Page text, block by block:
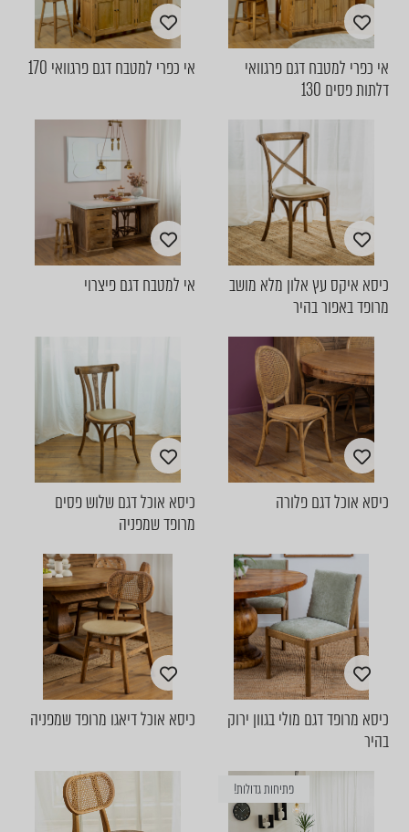
אי כפרי למטבח דגם פרגוואי
דלתות פסים 130
אי כפרי למטבח דגם פרגוואי 170
כיסא איקס עץ אלון מלא מושב
מרופד באפור בהיר
אי למטבח דגם פיצרוי
כיסא אוכל דגם פלורה
כיסא אוכל דגם שלוש פסים
מרופד שמפניה
כיסא מרופד דגם מולי בגוון ירוק
בהיר
כיסא אוכל דיאגו מרופד שמפניה
פתיחות גדולות!